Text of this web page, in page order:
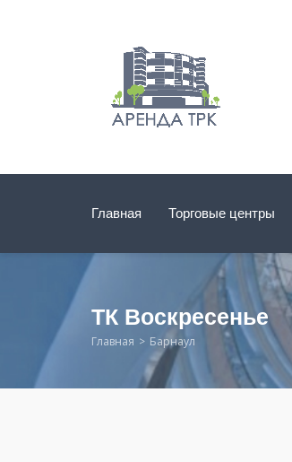
Главная Торговые центры
ТК Воскресенье
Главная Барнаул